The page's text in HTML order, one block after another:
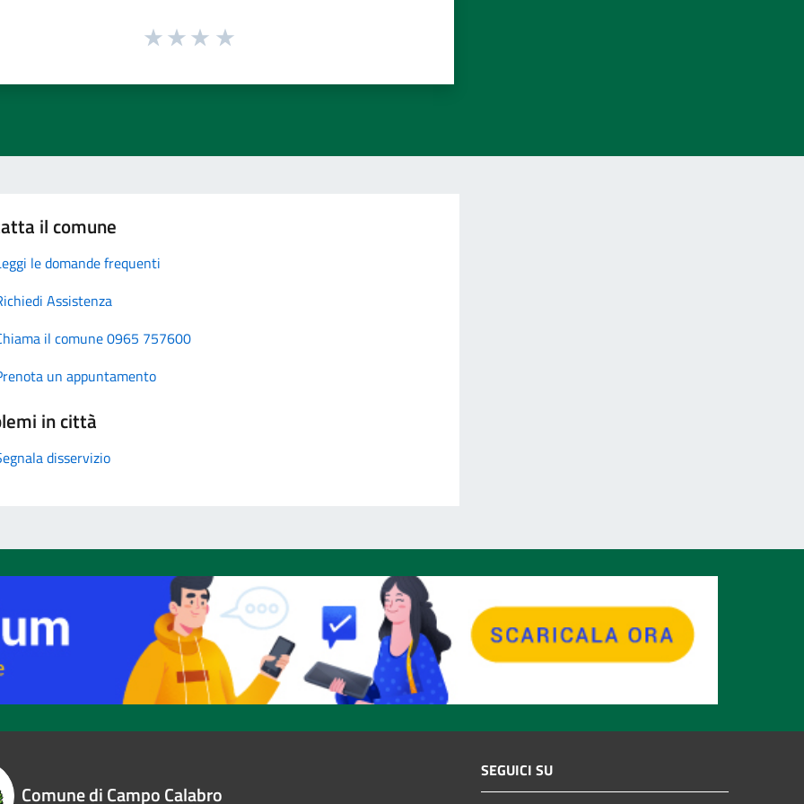
il comune
le domande frequenti
Assistenza
il comune 0965 757600
un appuntamento
in città
disservizio
Comune di Campo Calabro
SEGUICI SU